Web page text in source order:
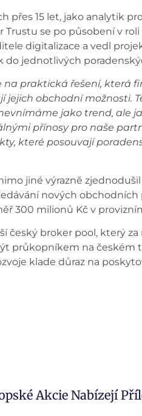
přes 15 let, jako analytik
Trustu se po působení v
digitalizace a vedl
do jednotlivých
na praktická řešení, která
jejich obchodní možnosti.
jako trend, ale
přínosy pro naše
které posouvají
jiné výrazně
nových
300 milionů Kč v
broker pool, který za
průkopníkem na českém
klade důraz na